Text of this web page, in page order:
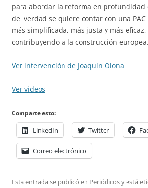
para abordar la reforma en profundidad
de verdad se quiere contar con una
más simplificada, más justa y más eficaz,
contribuyendo a la construcción europea.
Ver intervención de Joaquín Olona
Ver videos
Comparte esto:
LinkedIn Twitter
Correo electrónico
Esta entrada se publicó en Periódicosy está